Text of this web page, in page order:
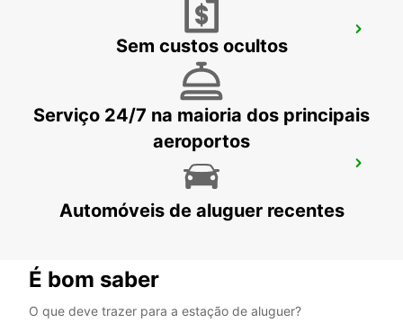
LARNACA AEROPORTO INTERNACIONAL
LARNACA - CYPRUSSem custos ocultos
Serviço 24/7 na maioria dos principais
aeroportos
Automóveis de aluguer recentes
É bom saber
O que deve trazer para a estação de aluguer?